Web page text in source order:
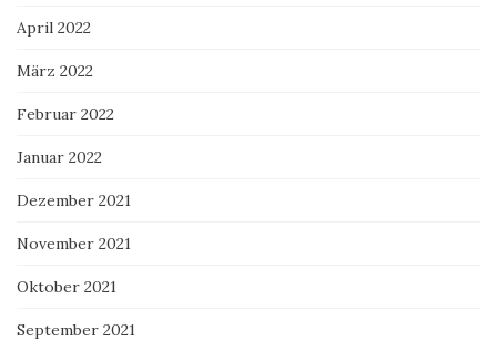
April 2022
März 2022
Februar 2022
Januar 2022
Dezember 2021
November 2021
Oktober 2021
September 2021